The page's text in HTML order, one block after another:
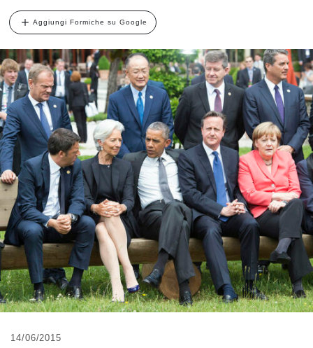
Aggiungi Formiche su Google
14/06/2015